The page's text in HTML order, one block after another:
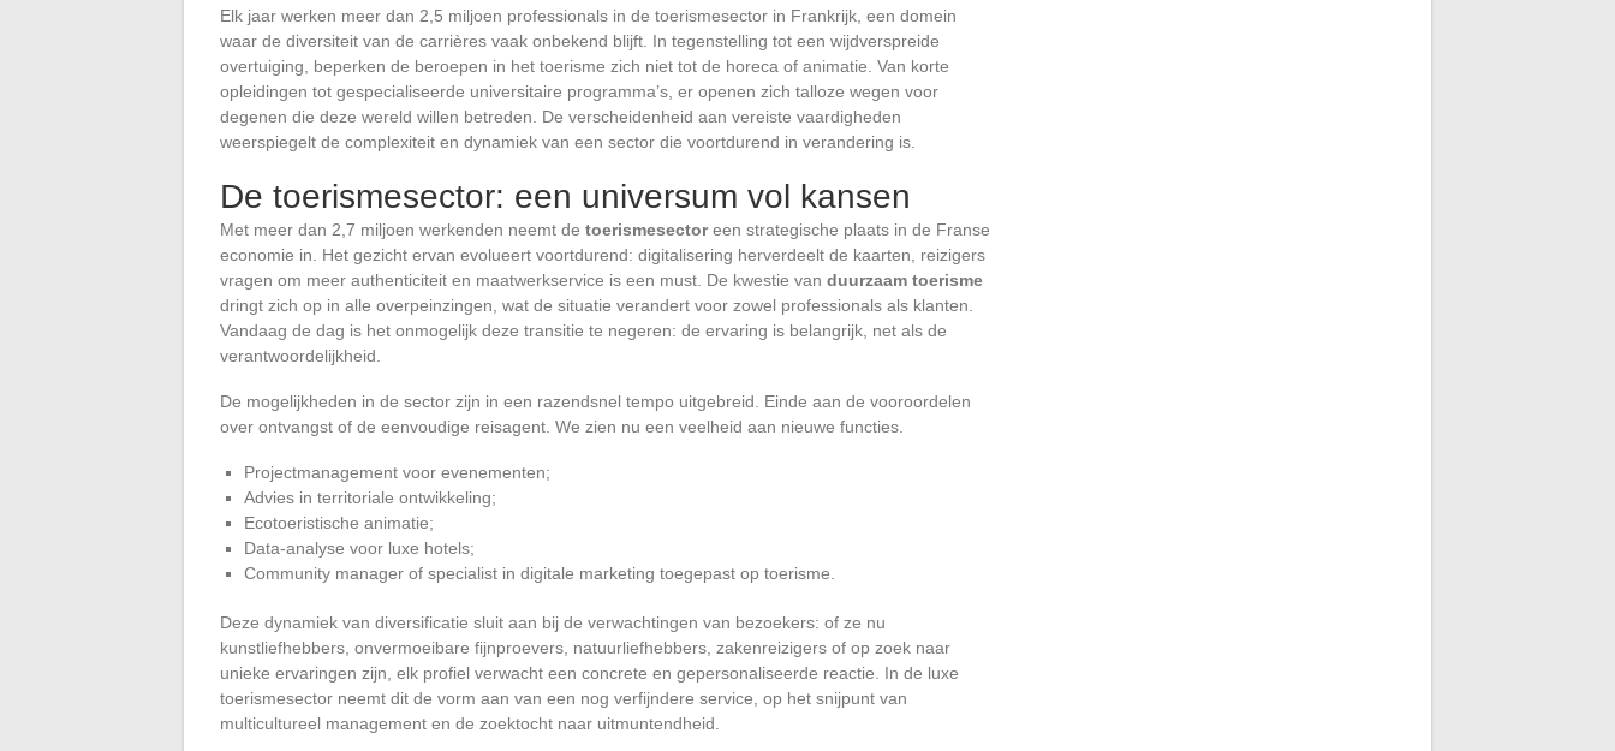
Elk jaar werken meer dan 2,5 miljoen professionals in de toerismesector in Frankrijk, een domein
waar de diversiteit van de carrières vaak onbekend blijft. In tegenstelling tot een wijdverspreide
overtuiging, beperken de beroepen in het toerisme zich niet tot de horeca of animatie. Van korte
opleidingen tot gespecialiseerde universitaire programma’s, er openen zich talloze wegen voor
degenen die deze wereld willen betreden. De verscheidenheid aan vereiste vaardigheden
weerspiegelt de complexiteit en dynamiek van een sector die voortdurend in verandering is.
De toerismesector: een universum vol kansen
Met meer dan 2,7 miljoen werkenden neemt de toerismesectoreen strategische plaats in de Franse
economie in. Het gezicht ervan evolueert voortdurend: digitalisering herverdeelt de kaarten, reizigers
vragen om meer authenticiteit en maatwerkservice is een must. De kwestie van duurzaam toerisme
dringt zich op in alle overpeinzingen, wat de situatie verandert voor zowel professionals als klanten.
Vandaag de dag is het onmogelijk deze transitie te negeren: de ervaring is belangrijk, net als de
verantwoordelijkheid.
De mogelijkheden in de sector zijn in een razendsnel tempo uitgebreid. Einde aan de vooroordelen
over ontvangst of de eenvoudige reisagent. We zien nu een veelheid aan nieuwe functies.
Projectmanagement voor evenementen;
Advies in territoriale ontwikkeling;
Ecotoeristische animatie;
Data-analyse voor luxe hotels;
Community manager of specialist in digitale marketing toegepast op toerisme.
Deze dynamiek van diversificatie sluit aan bij de verwachtingen van bezoekers: of ze nu
kunstliefhebbers, onvermoeibare fijnproevers, natuurliefhebbers, zakenreizigers of op zoek naar
unieke ervaringen zijn, elk profiel verwacht een concrete en gepersonaliseerde reactie. In de luxe
toerismesector neemt dit de vorm aan van een nog verfijndere service, op het snijpunt van
multicultureel management en de zoektocht naar uitmuntendheid.